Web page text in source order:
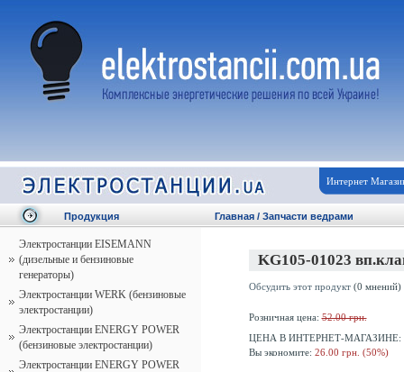
Интернет
Продукция
Электростанции EISEMANN
(дизельные и бензиновые
генераторы)
Электростанции WERK (бензиновые
электростанции)
Электростанции ENERGY POWER
(бензиновые электростанции)
Электростанции ENERGY POWER
Главная / Запчасти ведрами
KG105-01023
Обсудить этот продукт(0 мнений)
Розничная цена:52.00 грн.
ЦЕНА В ИНТЕРНЕТ-МАГАЗИНЕ:
Вы экономите: 26.00 грн. (50%)